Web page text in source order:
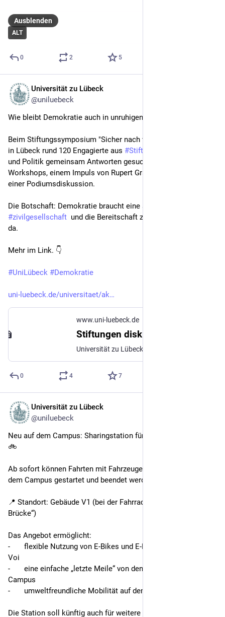
ALT
Ausblenden
0 2 5
Universität zu Lübeck
@uniluebeck
Wie bleibt Demokratie auch in unruhigen Zeiten lebendig?
Beim Stiftungssymposium "Sicher nach vorn" haben am 5. Mai
in Lübeck rund 120 Engagierte aus #Stiftungen
und Politik gemeinsam Antworten gesucht. Mit drei
Workshops, einem Impuls von Rupert Graf Strachwitz und
einer Podiumsdiskussion.
#zivilgesellschaft
  und die Bereitschaft zum Mitgestalten ist
da.
Mehr im Link. 👇
#UniLübeck #Demokratie
uni-luebeck.de/universitaet/ak
www.uni-luebeck.de
Universität zu Lübeck. Im Focus das Leben
0 4 7
Universität zu Lübeck
@uniluebeck
Neu auf dem Campus: Sharingstation für E-Bikes und E-Roller
🚲
Ab sofort können Fahrten mit Fahrzeugen von Voi direkt auf
dem Campus gestartet und beendet werden.
📍 Standort: Gebäude V1 (bei der Fahrradreparaturstation „Die
Brücke“)
Das Angebot ermöglicht:
-	flexible Nutzung von E-Bikes und E-Rollern des Anbieters
Voi
-	eine einfache „letzte Meile“ von den Bahnhöfen zum
Campus
-	umweltfreundliche Mobilität auf dem Campus
Die Station soll künftig auch für weitere Anbieter geöffnet